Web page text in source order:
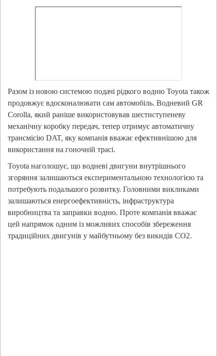
Разом із новою системою подачі рідкого водню Toyota також
продовжує вдосконалювати сам автомобіль. Водневий GR
Corolla, який раніше використовував шестиступеневу
механічну коробку передач, тепер отримує автоматичну
трансмісію DAT, яку компанія вважає ефективнішою для
використання на гоночній трасі.
Toyota наголошує, що водневі двигуни внутрішнього
згоряння залишаються експериментальною технологією та
потребують подальшого розвитку. Головними викликами
залишаються енергоефективність, інфраструктура
виробництва та заправки водню. Проте компанія вважає
цей напрямок одним із можливих способів збереження
традиційних двигунів у майбутньому без викидів CO2.